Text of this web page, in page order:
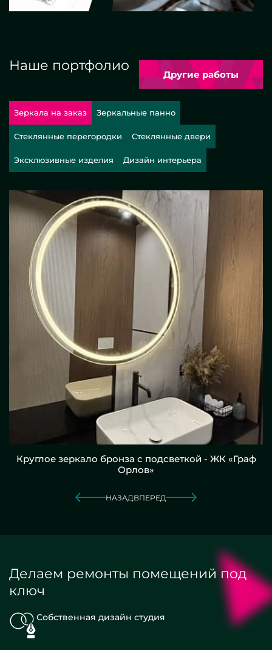
Наше портфолио
Другие работы
Зеркала на заказ Зеркальные панно
Стеклянные перегородки Стеклянные двери
Эксклюзивные изделия Дизайн интерьера
Круглое зеркало бронза с подсветкой - ЖК «Граф
Орлов»
НАЗАД ВПЕРЕД
Делаем ремонты помещений под
ключ
Собственная дизайн студия